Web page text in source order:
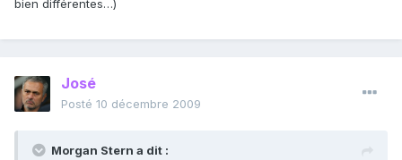
bien différentes…)
José
Posté 10 décembre 2009
Morgan Stern a dit :